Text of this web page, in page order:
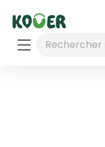
Rechercher